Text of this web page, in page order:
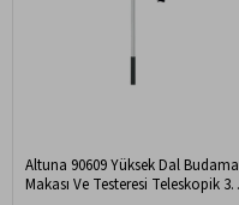
Altuna 90609 Yüksek Dal Budama
Makası Ve Testeresi Teleskopik 37